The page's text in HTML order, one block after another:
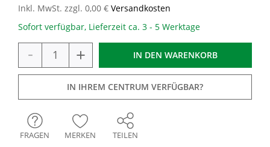
Inkl. MwSt. zzgl. 0,00 € Versandkosten
Sofort verfügbar, Lieferzeit ca. 3 - 5 Werktage
- + IN DEN WARENKORB
IN IHREM CENTRUM VERFÜGBAR?
FRAGEN MERKEN TEILEN